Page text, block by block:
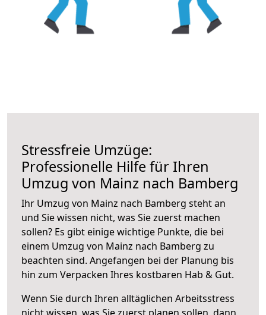
Stressfreie Umzüge:
Professionelle Hilfe für Ihren
Umzug von Mainz nach Bamberg
Ihr Umzug von Mainz nach Bamberg steht an
und Sie wissen nicht, was Sie zuerst machen
sollen? Es gibt einige wichtige Punkte, die bei
einem Umzug von Mainz nach Bamberg zu
beachten sind. Angefangen bei der Planung bis
hin zum Verpacken Ihres kostbaren Hab & Gut.
Wenn Sie durch Ihren alltäglichen Arbeitsstress